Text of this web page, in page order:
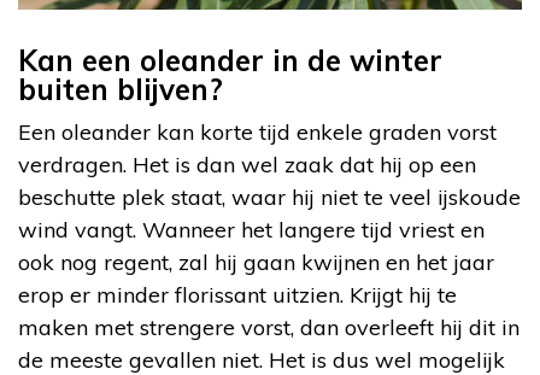
Kan een oleander in de winter
buiten blijven?
Een oleander kan korte tijd enkele graden vorst
verdragen. Het is dan wel zaak dat hij op een
beschutte plek staat, waar hij niet te veel ijskoude
wind vangt. Wanneer het langere tijd vriest en
ook nog regent, zal hij gaan kwijnen en het jaar
erop er minder florissant uitzien. Krijgt hij te
maken met strengere vorst, dan overleeft hij dit in
de meeste gevallen niet. Het is dus wel mogelijk